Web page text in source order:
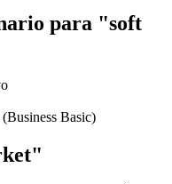
para "soft
(Business Basic)